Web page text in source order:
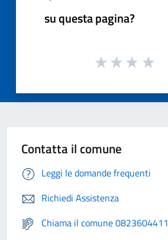
su questa pagina?
Contatta il comune
Leggi le domande frequenti
Richiedi Assistenza
Chiama il comune 0823604411